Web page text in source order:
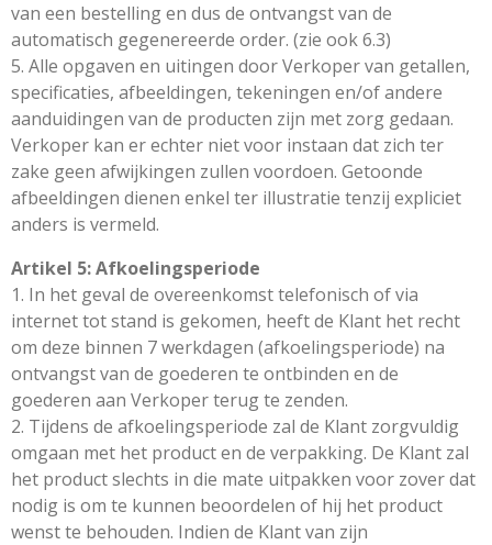
van een bestelling en dus de ontvangst van de
automatisch gegenereerde order. (zie ook 6.3)
5. Alle opgaven en uitingen door Verkoper van getallen,
specificaties, afbeeldingen, tekeningen en/of andere
aanduidingen van de producten zijn met zorg gedaan.
Verkoper kan er echter niet voor instaan dat zich ter
zake geen afwijkingen zullen voordoen. Getoonde
afbeeldingen dienen enkel ter illustratie tenzij expliciet
anders is vermeld.
Artikel 5: Afkoelingsperiode
1. In het geval de overeenkomst telefonisch of via
internet tot stand is gekomen, heeft de Klant het recht
om deze binnen 7 werkdagen (afkoelingsperiode) na
ontvangst van de goederen te ontbinden en de
goederen aan Verkoper terug te zenden.
2. Tijdens de afkoelingsperiode zal de Klant zorgvuldig
omgaan met het product en de verpakking. De Klant zal
het product slechts in die mate uitpakken voor zover dat
nodig is om te kunnen beoordelen of hij het product
wenst te behouden. Indien de Klant van zijn